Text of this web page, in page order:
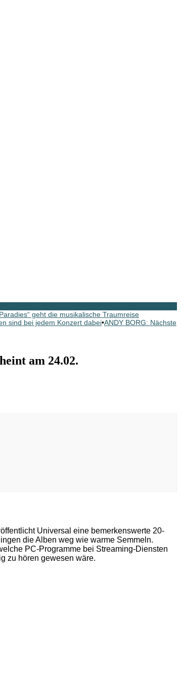
geht die musikalische Traumreise
sind bei jedem Konzert dabei•ANDY BORG: Nächste
am 24.02.
Universal eine bemerkenswerte 20-
die Alben weg wie warme Semmeln.
PC-Programme bei Streaming-Diensten
zu hören gewesen wäre.